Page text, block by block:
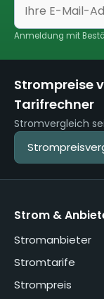
Anmeldung mit
Strompreise
Tarifrechner
Stromvergleich
Strom &
Stromanbieter
Stromtarife
Strompreis